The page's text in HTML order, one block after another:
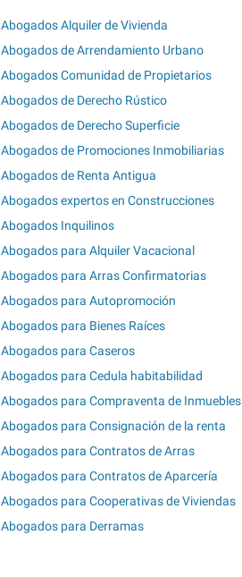
Abogados Alquiler de Vivienda
Abogados de Arrendamiento Urbano
Abogados Comunidad de Propietarios
Abogados de Derecho Rústico
Abogados de Derecho Superficie
Abogados de Promociones Inmobiliarias
Abogados de Renta Antigua
Abogados expertos en Construcciones
Abogados Inquilinos
Abogados para Alquiler Vacacional
Abogados para Arras Confirmatorias
Abogados para Autopromoción
Abogados para Bienes Raíces
Abogados para Caseros
Abogados para Cedula habitabilidad
Abogados para Compraventa de Inmuebles
Abogados para Consignación de la renta
Abogados para Contratos de Arras
Abogados para Contratos de Aparcería
Abogados para Cooperativas de Viviendas
Abogados para Derramas